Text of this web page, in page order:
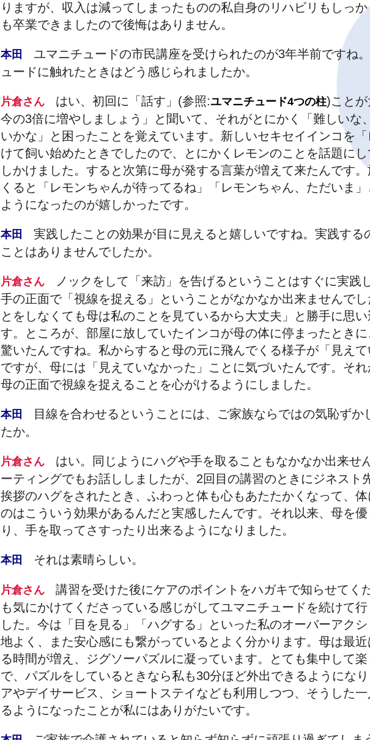
りますが、収入は減ってしまったものの私自身のリハビリもしっ
も卒業できましたので後悔はありません。
本田 ユマニチュードの市民講座を受けられたのが3年半前ですね
ュードに触れたときはどう感じられましたか。
片倉さん はい、初回に「話す」(参照:ユマニチュード4つの柱)こと
今の3倍に増やしましょう」と聞いて、それがとにかく「難しいな
いかな」と困ったことを覚えています。新しいセキセイインコを
けて飼い始めたときでしたので、とにかくレモンのことを話題に
しかけました。すると次第に母が発する言葉が増えて来たんです
くると「レモンちゃんが待ってるね」「レモンちゃん、ただいま
ようになったのが嬉しかったです。
本田 実践したことの効果が目に見えると嬉しいですね。実践する
ことはありませんでしたか。
片倉さん
ノックをして「来訪」を告げるということはすぐに実践
手の正面で「視線を捉える」ということがなかなか出来ませんでし
とをしなくても母は私のことを見ているから大丈夫」と勝手に思
す。ところが、部屋に放していたインコが母の体に停まったときに
驚いたんですね。私からすると母の元に飛んでくる様子が「見え
ですが、母には「見えていなかった」ことに気づいたんです。それ
母の正面で視線を捉えることを心がけるようにしました。
本田
目線を合わせるということには、ご家族ならではの気恥ずか
たか。
片倉さん はい。同じようにハグや手を取ることもなかなか出来せ
ーティングでもお話ししましたが、2回目の講習のときにジネスト
挨拶のハグをされたとき、ふわっと体も心もあたたかくなって、体
のはこういう効果があるんだと実感したんです。それ以来、母を
り、手を取ってさすったり出来るようになりました。
本田 それは素晴らしい。
片倉さん 講習を受けた後にケアのポイントをハガキで知らせてく
も気にかけてくださっている感じがしてユマニチュードを続けて行
した。今は「目を見る」「ハグする」といった私のオーバーアク
地よく、また安心感にも繋がっているとよく分かります。母は最
る時間が増え、ジグソーパズルに凝っています。とても集中して
で、パズルをしているときなら私も30分ほど外出できるようにな
アやデイサービス、ショートステイなども利用しつつ、そうした
るようになったことが私にはありがたいです。